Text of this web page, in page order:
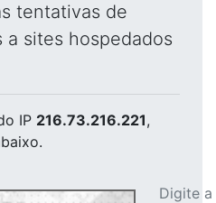
tentativas de
a sites hospedados
IP 216.73.216.221,
Digite